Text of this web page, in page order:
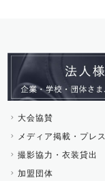
大会協賛
メディア掲載・プレス
撮影協力・衣装貸出
加盟団体